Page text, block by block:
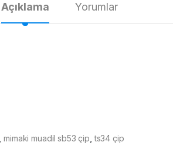
Açıklama Yorumlar
,mimaki muadil sb53 çip ,ts34 çip